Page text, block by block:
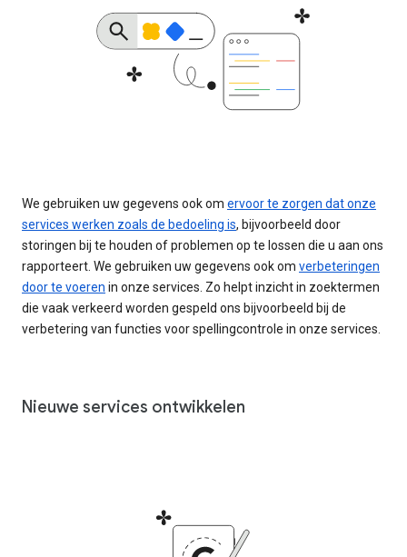
We gebruiken uw gegevens ook om ervoor te zorgen dat onze
services werken zoals de bedoeling is, bijvoorbeeld door
storingen bij te houden of problemen op te lossen die u aan ons
rapporteert. We gebruiken uw gegevens ook om verbeteringen
door te voeren in onze services. Zo helpt inzicht in zoektermen
die vaak verkeerd worden gespeld ons bijvoorbeeld bij de
verbetering van functies voor spellingcontrole in onze services.
Nieuwe services ontwikkelen